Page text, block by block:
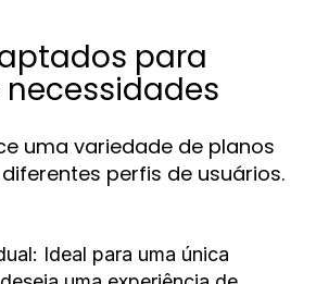
para
uma variedade de planos
perfis de usuários.
Ideal para uma única